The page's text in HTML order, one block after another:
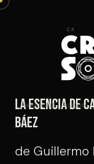
Saltar
SERVICIOS ESTUDIO
CA
La esencia de
Báez
de Guillermo